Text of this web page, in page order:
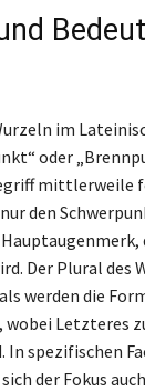
im
oder
mittlerweile
den
Der Plural des
werden die
wobei Letzteres
In spezifischen
der Fokus